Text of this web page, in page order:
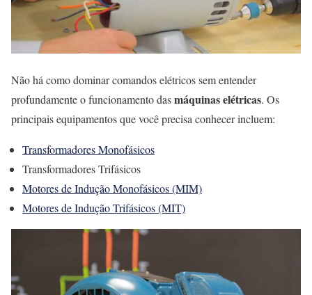
Não há como dominar comandos elétricos sem entender
profundamente o funcionamento dasmáquinas elétricas. Os
principais equipamentos que você precisa conhecer incluem:
Transformadores Monofásicos
Transformadores Trifásicos
Motores de Indução Monofásicos (MIM)
Motores de Indução Trifásicos (MIT)